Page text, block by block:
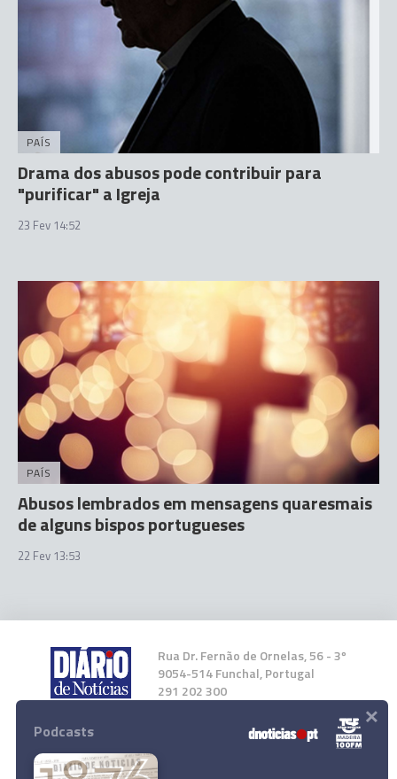
PAÍS
Drama dos abusos pode contribuir para
"purificar" a Igreja
23 Fev 14:52
PAÍS
Abusos lembrados em mensagens quaresmais
de alguns bispos portugueses
22 Fev 13:53
Rua Dr. Fernão de Ornelas, 56 - 3º
9054-514 Funchal, Portugal
291 202 300
Instale a nossa App
Podcasts ×